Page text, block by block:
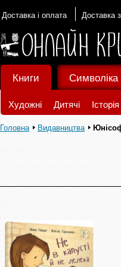
Доставка і оплата Доставка
Книги
Художні Дитячі Історія
Символіка
Головна Видавництва